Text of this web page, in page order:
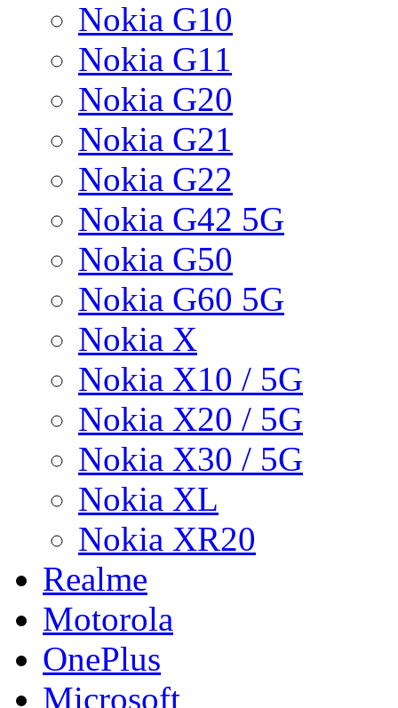
Nokia G10
Nokia G11
Nokia G20
Nokia G21
Nokia G22
Nokia G42 5G
Nokia G50
Nokia G60 5G
Nokia X
Nokia X10 / 5G
Nokia X20 / 5G
Nokia X30 / 5G
Nokia XL
Nokia XR20
Realme
Motorola
OnePlus
Microsoft